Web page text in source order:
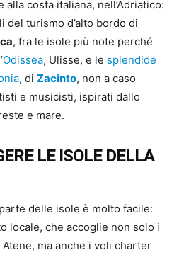
costa italiana, nell’Adriatico:
del turismo d’alto bordo di
, fra le isole più note perché
Odissea, Ulisse, e le splendide
, di Zacinto, non a caso
e musicisti, ispirati dallo
e mare.
LE ISOLE DELLA
delle isole è molto facile:
locale, che accoglie non solo i
ma anche i voli charter